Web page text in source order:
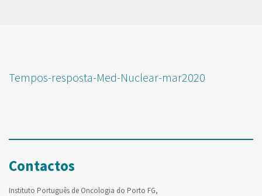
Tempos-resposta-Med-Nuclear-mar2020
Contactos
Instituto Português de Oncologia do Porto FG,